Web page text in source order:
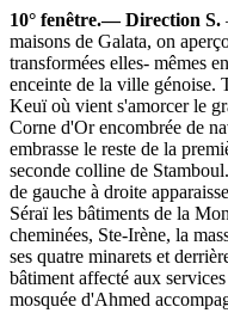
10° fenêtre.— Direction S.
maisons de Galata, on
transformées elles- mêmes
enceinte de la ville génoise.
Keuï où vient s'amorcer le
Corne d'Or encombrée de
embrasse le reste de la
seconde colline de
de gauche à droite
Séraï les bâtiments de la
cheminées, Ste-Irène, la
ses quatre minarets et
bâtiment affecté aux
mosquée d'Ahmed